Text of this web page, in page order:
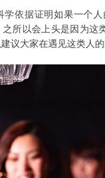
学依据证明如果一个
所以会上头是因为这
议大家在遇见这类人